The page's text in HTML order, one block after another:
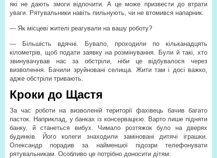
які не дають змоги відпочити. А це може призвести до втрати
уваги. Рятувальники навіть пильнують, чи не втомився напарник.
— Як місцеві жителі реагували на вашу роботу?
— Більшість вдячні. Бувало, проходили по кільканадцять
кілометрів, щоб подати заявку на розмінування. Були й такі, хто
звинувачував нас за обстріли, ніби це відбувалося через
визволення. Бачили зруйновані селища. Жити там і досі важко,
адже обстріли тривають.
Кроки до Щастя
За час роботи на визволеній території фахівець бачив багато
пасток. Наприклад, у банках із консервацією. Варто лише підняти
банку, й станеться вибух. Чимало розтяжок було на дверях
будинків. Його колеги знаходили заміновані дитячі іграшки.
Олександр порадив за найменшої підозри телефонувати
рятувальникам. Особливо це потрібно доносити дітям.